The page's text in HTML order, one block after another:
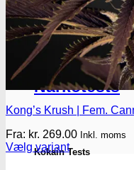
Narkotests
Narkotests
Kokain Tests
Kong’s Krush | Fem.
Fra: kr. 269.00 Inkl. moms
Vælg variant